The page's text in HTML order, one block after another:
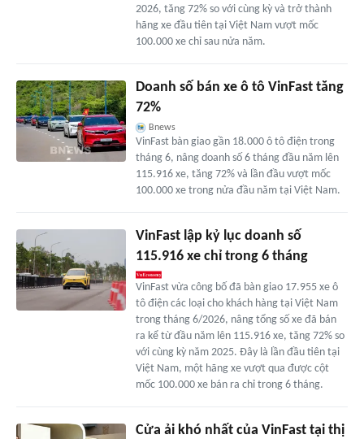
2026, tăng 72% so với cùng kỳ và trở thành
hãng xe đầu tiên tại Việt Nam vượt mốc
100.000 xe chỉ sau nửa năm.
Doanh số bán xe ô tô VinFast tăng
72%
Bnews
VinFast bàn giao gần 18.000 ô tô điện trong
tháng 6, nâng doanh số 6 tháng đầu năm lên
115.916 xe, tăng 72% và lần đầu vượt mốc
100.000 xe trong nửa đầu năm tại Việt Nam.
VinFast lập kỷ lục doanh số
115.916 xe chỉ trong 6 tháng
VinFast vừa công bố đã bàn giao 17.955 xe ô
tô điện các loại cho khách hàng tại Việt Nam
trong tháng 6/2026, nâng tổng số xe đã bán
ra kể từ đầu năm lên 115.916 xe, tăng 72% so
với cùng kỳ năm 2025. Đây là lần đầu tiên tại
Việt Nam, một hãng xe vượt qua được cột
mốc 100.000 xe bán ra chỉ trong 6 tháng.
Cửa ải khó nhất của VinFast tại thị